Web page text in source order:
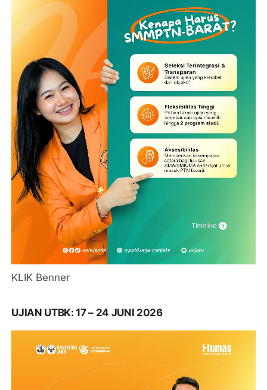
KLIK Benner
UJIAN UTBK: 17 – 24 JUNI 2026